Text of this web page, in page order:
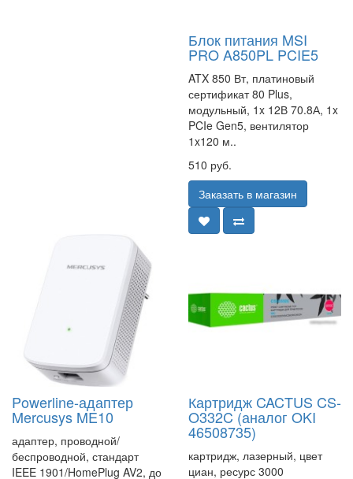
Блок питания MSI
PRO A850PL PCIE5
ATX 850 Вт, платиновый
сертификат 80 Plus,
модульный, 1x 12В 70.8А, 1x
PCIe Gen5, вентилятор
1x120 м..
510 руб.
Заказать в магазин
Powerline-адаптер
Mercusys ME10
адаптер, проводной/
беспроводной, стандарт
IEEE 1901/HomePlug AV2, до
Картридж CACTUS CS-
O332C (аналог OKI
46508735)
картридж, лазерный, цвет
циан, ресурс 3000